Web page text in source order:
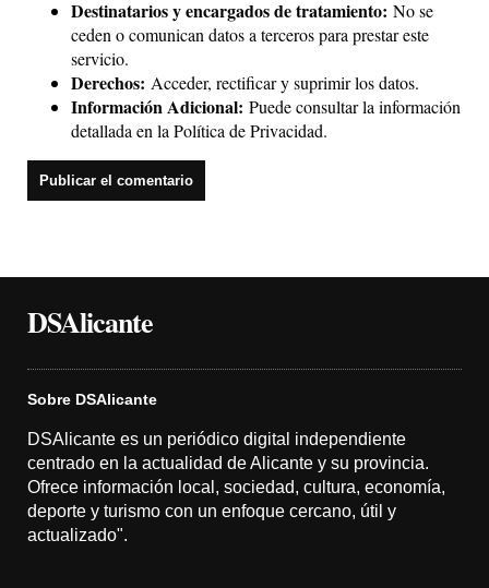
Destinatarios y encargados de tratamiento: No se
ceden o comunican datos a terceros para prestar este
servicio.
Derechos: Acceder, rectificar y suprimir los datos.
Información Adicional: Puede consultar la información
detallada en la Política de Privacidad.
DSAlicante
Sobre DSAlicante
DSAlicante es un periódico digital independiente
centrado en la actualidad de Alicante y su provincia.
Ofrece información local, sociedad, cultura, economía,
deporte y turismo con un enfoque cercano, útil y
actualizado".